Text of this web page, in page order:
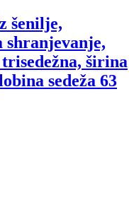
šenilje,
shranjevanje,
širina
sedeža 63